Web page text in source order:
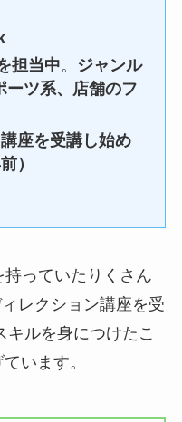
担当中。 ジャンル
ーツ系、店舗のフ
座を受講し始め
）
っていたりくさん
レクション講座を受
キルを身につけたこ
います。